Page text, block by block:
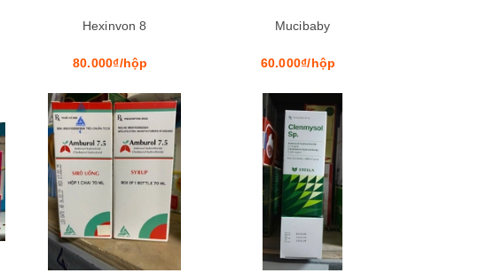
Hexinvon 8
80.000₫/hộp
Mucibaby
60.000₫/hộp